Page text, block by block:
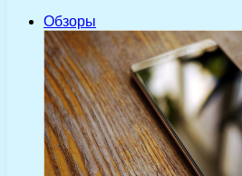
Обзоры